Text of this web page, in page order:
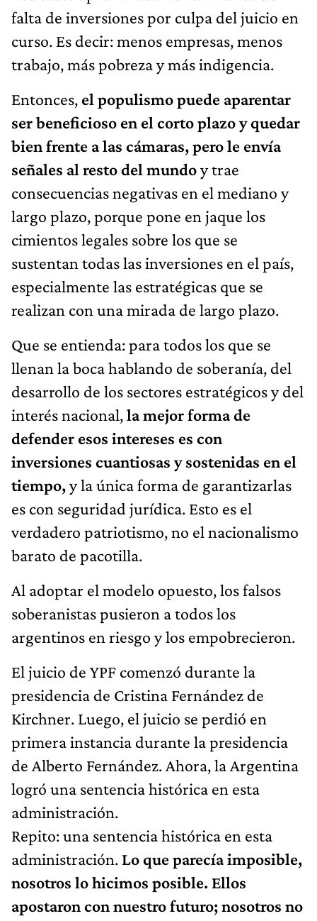
falta de inversiones por culpa del juicio en
curso. Es decir: menos empresas, menos
trabajo, más pobreza y más indigencia.
Entonces, el populismo puede aparentar
ser beneficioso en el corto plazo y quedar
bien frente a las cámaras, pero le envía
señales al resto del mundoy trae
consecuencias negativas en el mediano y
largo plazo, porque pone en jaque los
cimientos legales sobre los que se
sustentan todas las inversiones en el país,
especialmente las estratégicas que se
realizan con una mirada de largo plazo.
Que se entienda: para todos los que se
llenan la boca hablando de soberanía, del
desarrollo de los sectores estratégicos y del
interés nacional,la mejor forma de
defender esos intereses es con
inversiones cuantiosas y sostenidas en el
tiempo,y la única forma de garantizarlas
es con seguridad jurídica. Esto es el
verdadero patriotismo, no el nacionalismo
barato de pacotilla.
Al adoptar el modelo opuesto, los falsos
soberanistas pusieron a todos los
argentinos en riesgo y los empobrecieron.
El juicio de YPF comenzó durante la
presidencia de Cristina Fernández de
Kirchner. Luego, el juicio se perdió en
primera instancia durante la presidencia
de Alberto Fernández. Ahora, la Argentina
logró una sentencia histórica en esta
administración.
Repito: una sentencia histórica en esta
administración. Lo que parecía imposible,
nosotros lo hicimos posible. Ellos
apostaron con nuestro futuro; nosotros no